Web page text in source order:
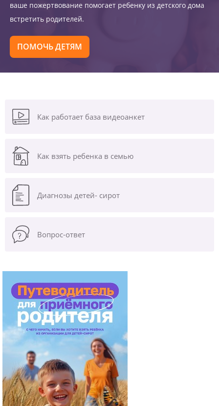
ваше пожертвование помогает ребенку из детского дома
встретить родителей.
ПОМОЧЬ ДЕТЯМ
Как работает база видеоанкет
Как взять ребенка в семью
Диагнозы детей- сирот
Вопрос-ответ